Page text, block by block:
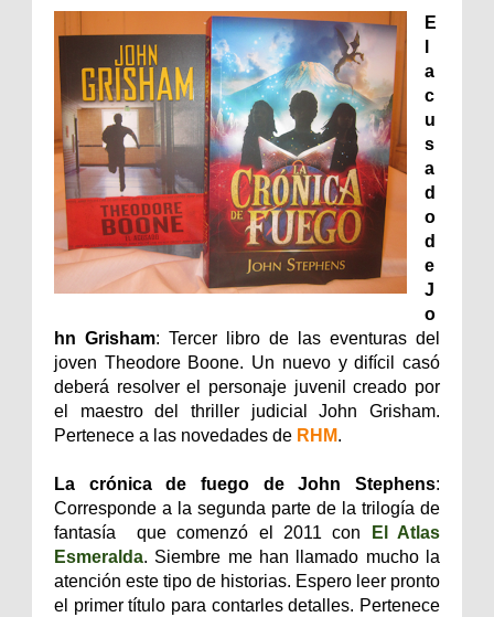
E
a
c
u
s
a
d
o
d
e
J
o
hn Grisham: Tercer libro de las eventuras del
joven Theodore Boone. Un nuevo y difícil casó
deberá resolver el personaje juvenil creado por
el maestro del thriller judicial John Grisham.
Pertenece a las novedades de RHM.
La crónica de fuego de John Stephens:
Corresponde a la segunda parte de la trilogía de
fantasía que comenzó el 2011 con
El Atlas
Esmeralda. Siembre me han llamado mucho la
atención este tipo de historias. Espero leer pronto
el primer título para contarles detalles. Pertenece